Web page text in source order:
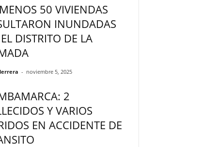
50 VIVIENDAS
INUNDADAS
DISTRITO DE LA
- noviembre 5, 2025
2
Y VARIOS
EN ACCIDENTE DE